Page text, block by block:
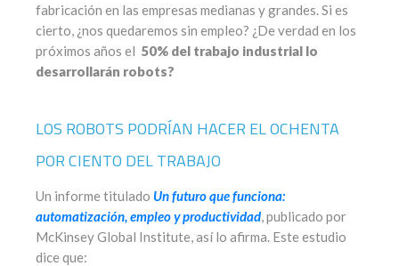
fabricación en las empresas medianas y grandes. Si es
cierto, ¿nos quedaremos sin empleo? ¿De verdad en los
próximos años el 50% del trabajo industrial lo
desarrollarán robots?
LOS ROBOTS PODRÍAN HACER EL OCHENTA
POR CIENTO DEL TRABAJO
Un informe titulado Un futuro que funciona:
automatización, empleo y productividad, publicado por
McKinsey Global Institute, así lo afirma. Este estudio
dice que: